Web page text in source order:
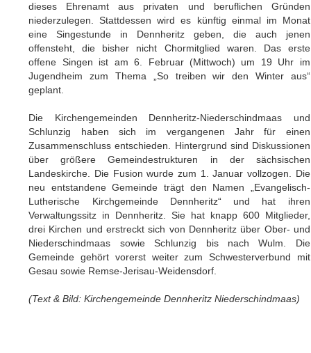
dieses Ehrenamt aus privaten und beruflichen Gründen
niederzulegen. Stattdessen wird es künftig einmal im Monat
eine Singestunde in Dennheritz geben, die auch jenen
offensteht, die bisher nicht Chormitglied waren. Das erste
offene Singen ist am 6. Februar (Mittwoch) um 19 Uhr im
Jugendheim zum Thema „So treiben wir den Winter aus“
geplant.
Die Kirchengemeinden Dennheritz-Niederschindmaas und
Schlunzig haben sich im vergangenen Jahr für einen
Zusammenschluss entschieden. Hintergrund sind Diskussionen
über größere Gemeindestrukturen in der sächsischen
Landeskirche. Die Fusion wurde zum 1. Januar vollzogen. Die
neu entstandene Gemeinde trägt den Namen „Evangelisch-
Lutherische Kirchgemeinde Dennheritz“ und hat ihren
Verwaltungssitz in Dennheritz. Sie hat knapp 600 Mitglieder,
drei Kirchen und erstreckt sich von Dennheritz über Ober- und
Niederschindmaas sowie Schlunzig bis nach Wulm. Die
Gemeinde gehört vorerst weiter zum Schwesterverbund mit
Gesau sowie Remse-Jerisau-Weidensdorf.
(Text & Bild: Kirchengemeinde Dennheritz Niederschindmaas)